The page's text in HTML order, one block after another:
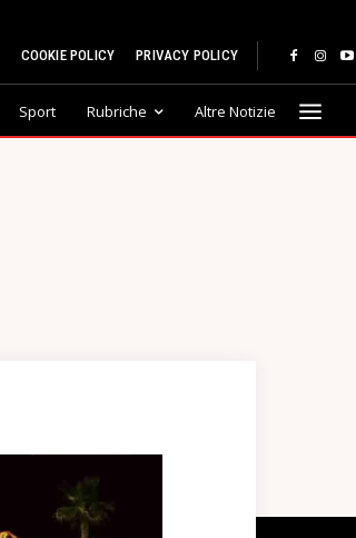
COOKIE POLICY PRIVACY POLICY
Sport Rubriche Altre Notizie